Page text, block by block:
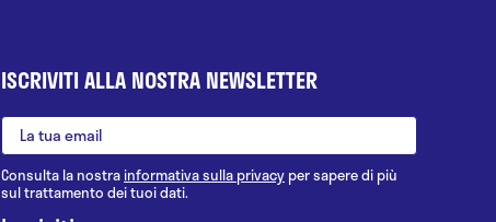
ISCRIVITI ALLA NOSTRA NEWSLETTER
Consulta la nostrainformativa sulla privacy per sapere di più
sul trattamento dei tuoi dati.